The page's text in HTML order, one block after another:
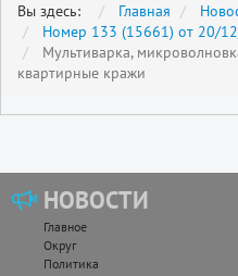
Вы здесь: Главная
Номер 133 (15661) от 20/
Мультиварка,
квартирные кражи
НОВОСТИ
Главное
Округ
Политика